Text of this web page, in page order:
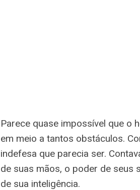
Parece quase impossível que o
em meio a tantos obstáculos.
indefesa que parecia ser.
de suas mãos, o poder de seus
de sua inteligência.